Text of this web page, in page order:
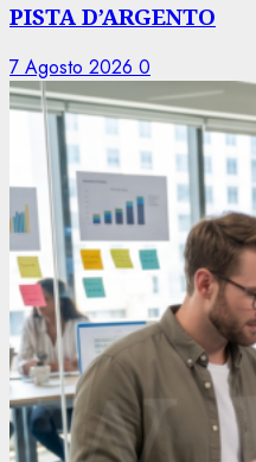
PISTA D’ARGENTO
7 Agosto 2026 0